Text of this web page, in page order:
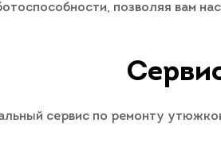
позволяя вам
сервис по ремонту